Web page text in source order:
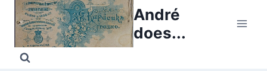
Skip
content
André
does...